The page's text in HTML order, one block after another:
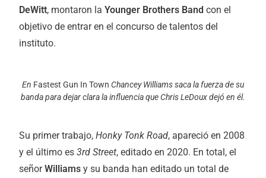
DeWitt, montaron laYounger Brothers Band con el
objetivo de entrar en el concurso de talentos del
instituto.
En Fastest Gun In Town Chancey Williams saca la fuerza de su
banda para dejar clara la influencia que Chris LeDoux dejó en él.
Su primer trabajo,Honky Tonk Road, apareció en 2008
y el último es3rd Street, editado en 2020. En total, el
señorWilliamsy su banda han editado un total de